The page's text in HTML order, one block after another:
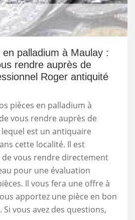
palladium à Maulay :
rendre auprès de
Roger antiquité
pièces en palladium à
vous rendre auprès de
est un antiquaire
cette localité. Il est
vous rendre directement
pour une évaluation
Il vous fera une offre à
apportez une pièce en bon
vous avez des questions,